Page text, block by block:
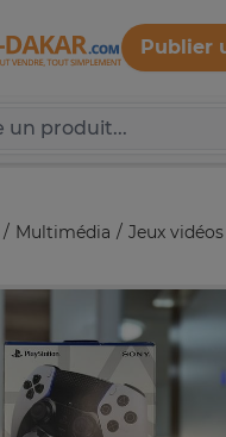
Expat-Dakar
Publier
Multimédia Jeux